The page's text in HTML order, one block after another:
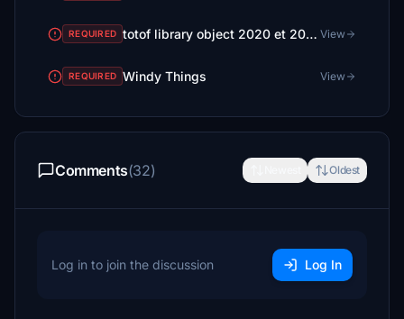
REQUIRED totof library object 2020 et 2024 ( 2 files) View
REQUIRED Windy Things View
Comments(32) Oldest
Log in to join the discussion Log In